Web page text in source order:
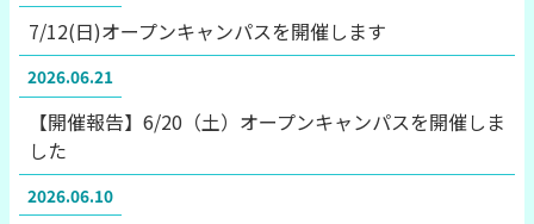
7/12(日)オープンキャンパスを開催します
2026.06.21
【開催報告】6/20（土）オープンキャンパスを開催しま
した
2026.06.10